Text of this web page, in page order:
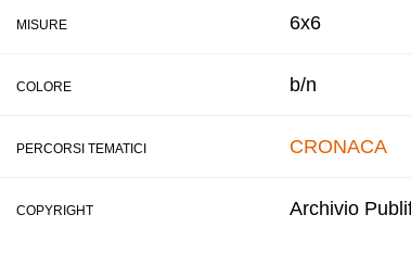
MISURE 6x6
COLORE b/n
PERCORSI TEMATICI CRONACA
COPYRIGHT Archivio